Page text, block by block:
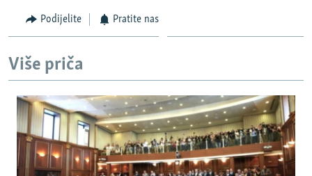
1080p
Podijelite Pratite nas
Više priča